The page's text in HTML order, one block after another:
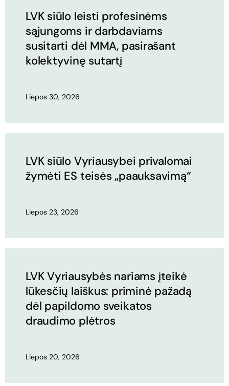
LVK siūlo leisti profesinėms
sąjungoms ir darbdaviams
susitarti dėl MMA, pasirašant
kolektyvinę sutartį
Liepos 30, 2026
LVK siūlo Vyriausybei privalomai
žymėti ES teisės „paauksavimą“
Liepos 23, 2026
LVK Vyriausybės nariams įteikė
lūkesčių laiškus: priminė pažadą
dėl papildomo sveikatos
draudimo plėtros
Liepos 20, 2026